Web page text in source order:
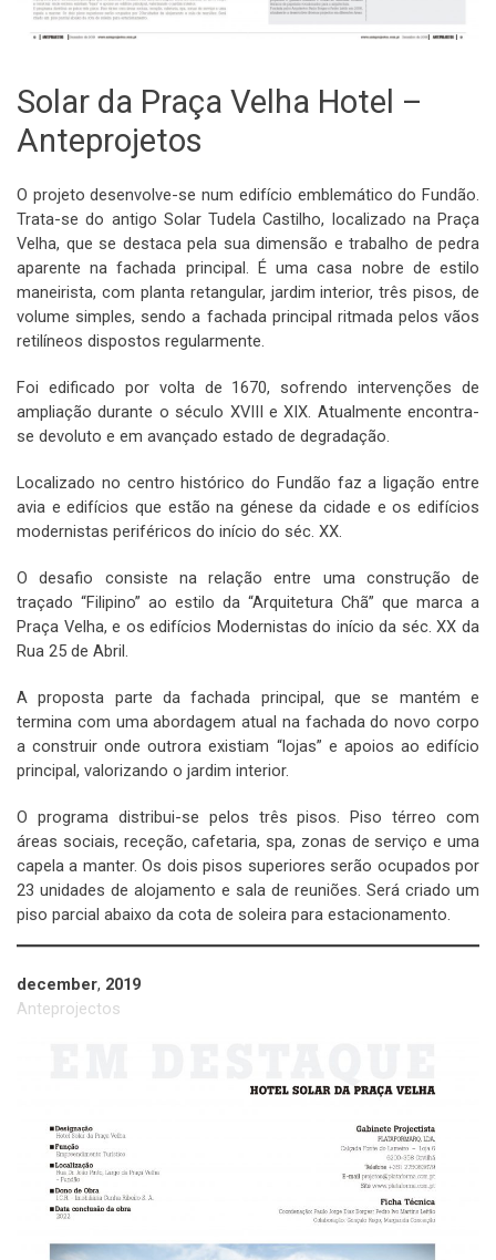
Solar da Praça Velha Hotel –
Anteprojetos
O projeto desenvolve-se num edifício emblemático do Fundão.
Trata-se do antigo Solar Tudela Castilho, localizado na Praça
Velha, que se destaca pela sua dimensão e trabalho de pedra
aparente na fachada principal. É uma casa nobre de estilo
maneirista, com planta retangular, jardim interior, três pisos, de
volume simples, sendo a fachada principal ritmada pelos vãos
retilíneos dispostos regularmente.
Foi edificado por volta de 1670, sofrendo intervenções de
ampliação durante o século XVIII e XIX. Atualmente encontra-
se devoluto e em avançado estado de degradação.
Localizado no centro histórico do Fundão faz a ligação entre
avia e edifícios que estão na génese da cidade e os edifícios
modernistas periféricos do início do séc. XX.
O desafio consiste na relação entre uma construção de
traçado “Filipino” ao estilo da “Arquitetura Chã” que marca a
Praça Velha, e os edifícios Modernistas do início da séc. XX da
Rua 25 de Abril.
A proposta parte da fachada principal, que se mantém e
termina com uma abordagem atual na fachada do novo corpo
a construir onde outrora existiam “lojas” e apoios ao edifício
principal, valorizando o jardim interior.
O programa distribui-se pelos três pisos. Piso térreo com
áreas sociais, receção, cafetaria, spa, zonas de serviço e uma
capela a manter. Os dois pisos superiores serão ocupados por
23 unidades de alojamento e sala de reuniões. Será criado um
piso parcial abaixo da cota de soleira para estacionamento.
december, 2019
Anteprojectos